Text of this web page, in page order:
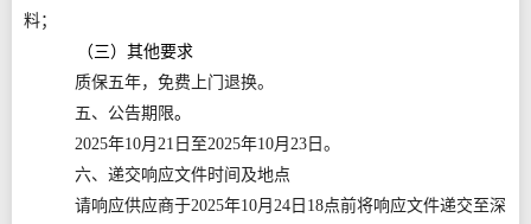
料；
（三）其他要求
质保五年，免费上门退换。
五、公告期限。
2025年10月21日至2025年10月23日。
六、递交响应文件时间及地点
请响应供应商于2025年10月24日18点前将响应文件递交至深